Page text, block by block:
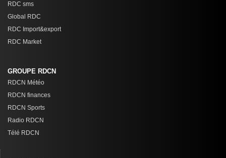
RDC sms
Global RDC
RDC Import&export
RDC Market
GROUPE RDCN
RDCN Météo
RDCN finances
RDCN Sports
Radio RDCN
Télé RDCN